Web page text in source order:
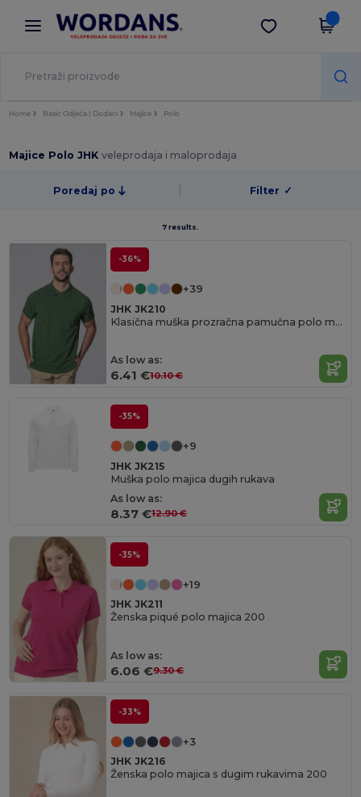
× Aplikacija Wordans
Bolje cijene u aplikaciji!
Preuzmi app
Home Basic Odjeća | Dodaci Majice Polo
Majice Polo JHKveleprodaja i maloprodaja
Poredaj po Filter ✓
7 results.
-36%
+39
JHK JK210
Klasična muška prozračna pamučna polo majica
As low as:
6.41 €10.10 €
-35%
+9
JHK JK215
Muška polo majica dugih rukava
As low as:
8.37 €12.90 €
-35%
+19
JHK JK211
Ženska piqué polo majica 200
As low as:
6.06 €9.30 €
-33%
+3
JHK JK216
Ženska polo majica s dugim rukavima 200